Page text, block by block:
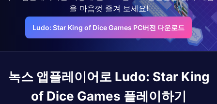
을 마음껏 즐겨 보세요!
Ludo: Star King of Dice Games PC버전 다운로드
녹스 앱플레이어로 Ludo: Star King
of Dice Games 플레이하기